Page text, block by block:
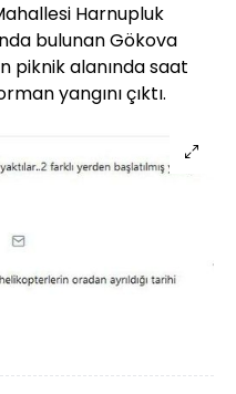
Harnupluk
bulunan Gökova
piknik alanında saat
yangını çıktı.